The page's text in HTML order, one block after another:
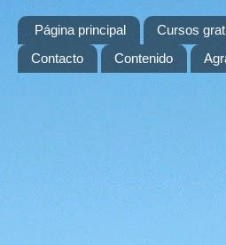
Página principal Cursos
Contacto
Contenido